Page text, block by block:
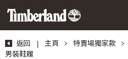
返回 | 主頁 > 特賣場獨家款 >
男裝鞋履